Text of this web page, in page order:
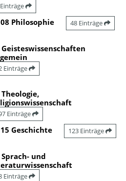
08 Philosophie 48 Einträge
Geisteswissenschaften
Einträge
Theologie,
Einträge
15 Geschichte 123 Einträge
Sprach- und
Einträge